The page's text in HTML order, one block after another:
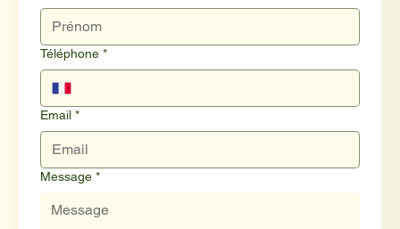
Téléphone *
Email *
Message *